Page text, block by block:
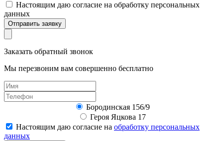
Настоящим даю согласие на обработку персональных
данных
Отправить заявку
Заказать обратный звонок
Мы перезвоним вам совершенно бесплатно
Бородинская 156/9
Героя Яцкова 17
Настоящим даю согласие на обработку персональных
данных